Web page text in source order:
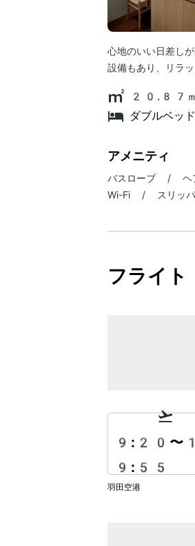
心地のいい日差し
設備もあり、リラ
20.87㎡
ダブルベッ
アメニティ
バスローブ / ヘ
Wi-Fi / スリッ
フライト
9:20 〜 1
9:55
羽田空港